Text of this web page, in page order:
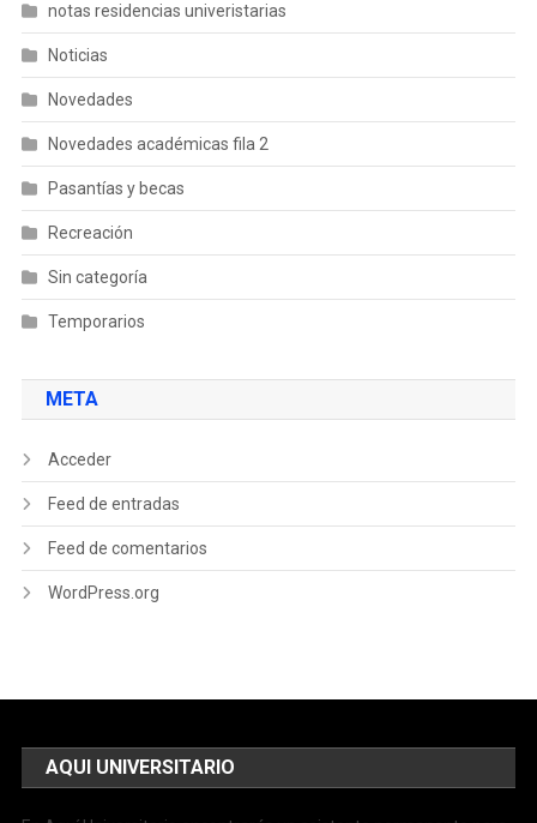
notas residencias univeristarias
Noticias
Novedades
Novedades académicas fila 2
Pasantías y becas
Recreación
Sin categoría
Temporarios
META
Acceder
Feed de entradas
Feed de comentarios
WordPress.org
AQUI UNIVERSITARIO